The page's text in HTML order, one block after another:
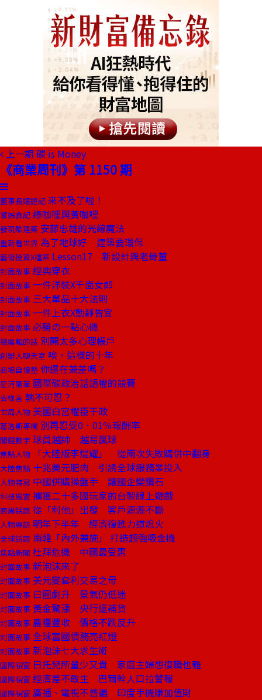
上一期 碳 is Money
《商業周刊》第 1150 期
董事長嬉遊記 來不及了啦！
饕姊食記 綠咖哩與黃咖哩
發現酷建築 安藤忠雄的光線魔法
重新看世界 為了地球好 建築要環保
藝術投資X檔案 Lesson17 新設計與老骨董
封面故事 經典穿衣
封面故事 一件洋裝X千面女郎
封面故事 三大單品十大法則
封面故事 一件上衣X動靜皆宜
封面故事 必勝の一點心機
總編輯的話 別開太多心理帳戶
創辦人聊天室 唉，這樣的十年
商場自慢塾 你還在兼差嗎？
星河隨筆 國際碳政治話語權的競賽
去梯言 孰不可忍？
世局人物 美國白宮權臣干政
葛洛斯專欄 別再忍受0．01％報酬率
關鍵數字 球員越帥 越易贏球
焦點人物 「大陸版李焜耀」 從兩次失敗購併中翻身
大陸焦點 十兆美元肥肉 引誘全球服務業投入
人物特寫 中國併購操盤手 讓國企變鑽石
科技風雲 擄獲二十多國玩家的台製線上遊戲
商周話題 從「利他」出發 客戶源源不斷
人物專訪 明年下半年 經濟復甦力道熄火
全球話題 南韓「內外兼施」 打造超強吸金機
焦點新聞 杜拜危機 中國最受惠
封面故事 新泡沫來了
封面故事 美元變套利交易之母
封面故事 日圓劇升 景氣仍低迷
封面故事 黃金驚漲 央行還補貨
封面故事 農糧豐收 價格不跌反升
封面故事 全球富國債務亮紅燈
封面故事 新泡沫七大求生術
國際視窗 日托兒所量少又貴 家庭主婦想復職也難
國際視窗 經濟差不敢生 巴爾幹人口拉警報
國際視窗 廣播、電視不普遍 印度手機賺加值財